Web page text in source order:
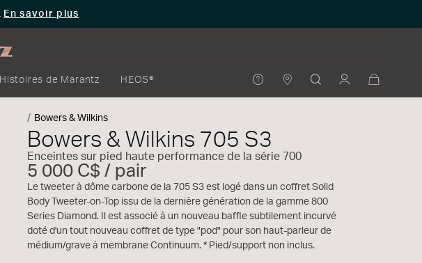
En savoir plus
Histoires de Marantz HEOS®
Bowers & Wilkins
Bowers & Wilkins 705 S3
Enceintes sur pied haute performance de la série 700
5 000 C$ / pair
Le tweeter à dôme carbone de la 705 S3 est logé dans un coffret Solid
Body Tweeter-on-Top issu de la dernière génération de la gamme 800
Series Diamond. Il est associé à un nouveau baffle subtilement incurvé
doté d'un tout nouveau coffret de type "pod" pour son haut-parleur de
médium/grave à membrane Continuum. * Pied/support non inclus.